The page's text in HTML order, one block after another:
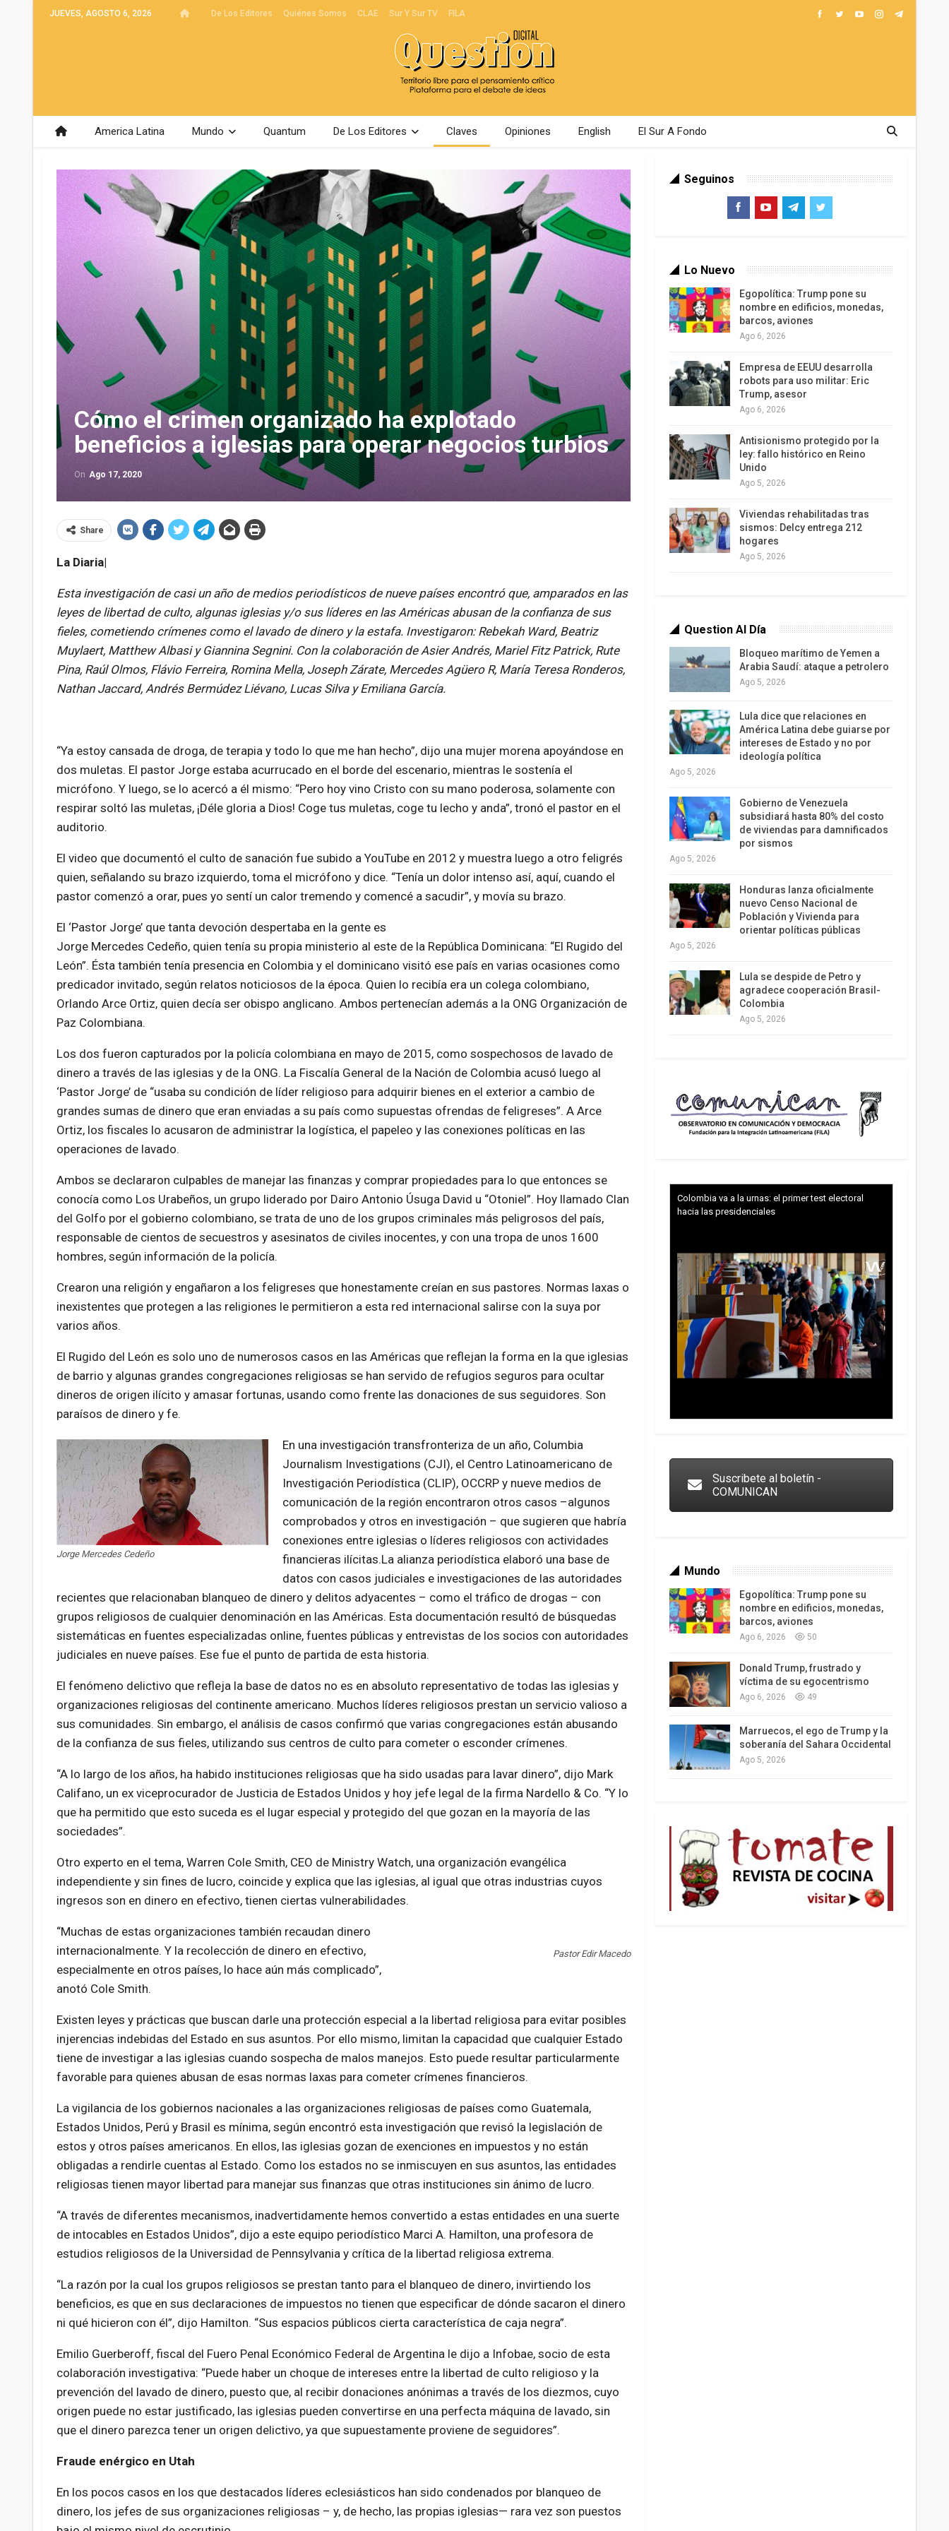
JUEVES, AGOSTO 6, 2026 De Los Editores Quiénes Somos CLAE Sur Y Sur TV FILA
America Latina Mundo Quantum De Los Editores Claves Opiniones English El Sur A Fondo
Cómo el crimen organizado ha explotado
beneficios a iglesias para operar negocios turbios
On Ago 17, 2020
Share
La Diaria|
Esta investigación de casi un año de medios periodísticos de nueve países encontró que, amparados en las
leyes de libertad de culto, algunas iglesias y/o sus líderes en las Américas abusan de la confianza de sus
fieles, cometiendo crímenes como el lavado de dinero y la estafa. Investigaron: Rebekah Ward, Beatriz
Muylaert, Matthew Albasi y Giannina Segnini. Con la colaboración de Asier Andrés, Mariel Fitz Patrick, Rute
Pina, Raúl Olmos, Flávio Ferreira, Romina Mella, Joseph Zárate, Mercedes Agüero R, María Teresa Ronderos,
Nathan Jaccard, Andrés Bermúdez Liévano, Lucas Silva y Emiliana García.
“Ya estoy cansada de droga, de terapia y todo lo que me han hecho”, dijo una mujer morena apoyándose en
dos muletas. El pastor Jorge estaba acurrucado en el borde del escenario, mientras le sostenía el
micrófono. Y luego, se lo acercó a él mismo: “Pero hoy vino Cristo con su mano poderosa, solamente con
respirar soltó las muletas, ¡Déle gloria a Dios! Coge tus muletas, coge tu lecho y anda”, tronó el pastor en el
auditorio.
El video que documentó el culto de sanación fue subido a YouTube en 2012 y muestra luego a otro feligrés
quien, señalando su brazo izquierdo, toma el micrófono y dice. “Tenía un dolor intenso así, aquí, cuando el
pastor comenzó a orar, pues yo sentí un calor tremendo y comencé a sacudir”, y movía su brazo.
El ‘Pastor Jorge’ que tanta devoción despertaba en la gente es
Jorge Mercedes Cedeño, quien tenía su propia ministerio al este de la República Dominicana: “El Rugido del
León”. Ésta también tenía presencia en Colombia y el dominicano visitó ese país en varias ocasiones como
predicador invitado, según relatos noticiosos de la época. Quien lo recibía era un colega colombiano,
Orlando Arce Ortiz, quien decía ser obispo anglicano. Ambos pertenecían además a la ONG Organización de
Paz Colombiana.
Los dos fueron capturados por la policía colombiana en mayo de 2015, como sospechosos de lavado de
dinero a través de las iglesias y de la ONG. La Fiscalía General de la Nación de Colombia acusó luego al
‘Pastor Jorge’ de “usaba su condición de líder religioso para adquirir bienes en el exterior a cambio de
grandes sumas de dinero que eran enviadas a su país como supuestas ofrendas de feligreses”. A Arce
Ortiz, los fiscales lo acusaron de administrar la logística, el papeleo y las conexiones políticas en las
operaciones de lavado.
Ambos se declararon culpables de manejar las finanzas y comprar propiedades para lo que entonces se
conocía como Los Urabeños, un grupo liderado por Dairo Antonio Úsuga David u “Otoniel”. Hoy llamado Clan
del Golfo por el gobierno colombiano, se trata de uno de los grupos criminales más peligrosos del país,
responsable de cientos de secuestros y asesinatos de civiles inocentes, y con una tropa de unos 1600
hombres, según información de la policía.
Crearon una religión y engañaron a los feligreses que honestamente creían en sus pastores. Normas laxas o
inexistentes que protegen a las religiones le permitieron a esta red internacional salirse con la suya por
varios años.
El Rugido del León es solo uno de numerosos casos en las Américas que reflejan la forma en la que iglesias
de barrio y algunas grandes congregaciones religiosas se han servido de refugios seguros para ocultar
dineros de origen ilícito y amasar fortunas, usando como frente las donaciones de sus seguidores. Son
paraísos de dinero y fe.
Jorge Mercedes Cedeño
En una investigación transfronteriza de un año, Columbia
Journalism Investigations (CJI), el Centro Latinoamericano de
Investigación Periodística (CLIP), OCCRP y nueve medios de
comunicación de la región encontraron otros casos –algunos
comprobados y otros en investigación – que sugieren que habría
conexiones entre iglesias o líderes religiosos con actividades
financieras ilícitas.La alianza periodística elaboró una base de
datos con casos judiciales e investigaciones de las autoridades
recientes que relacionaban blanqueo de dinero y delitos adyacentes – como el tráfico de drogas – con
grupos religiosos de cualquier denominación en las Américas. Esta documentación resultó de búsquedas
sistemáticas en fuentes especializadas online, fuentes públicas y entrevistas de los socios con autoridades
judiciales en nueve países. Ese fue el punto de partida de esta historia.
El fenómeno delictivo que refleja la base de datos no es en absoluto representativo de todas las iglesias y
organizaciones religiosas del continente americano. Muchos líderes religiosos prestan un servicio valioso a
sus comunidades. Sin embargo, el análisis de casos confirmó que varias congregaciones están abusando
de la confianza de sus fieles, utilizando sus centros de culto para cometer o esconder crímenes.
“A lo largo de los años, ha habido instituciones religiosas que ha sido usadas para lavar dinero”, dijo Mark
Califano, un ex viceprocurador de Justicia de Estados Unidos y hoy jefe legal de la firma Nardello & Co. “Y lo
que ha permitido que esto suceda es el lugar especial y protegido del que gozan en la mayoría de las
sociedades”.
Otro experto en el tema, Warren Cole Smith, CEO de Ministry Watch, una organización evangélica
independiente y sin fines de lucro, coincide y explica que las iglesias, al igual que otras industrias cuyos
ingresos son en dinero en efectivo, tienen ciertas vulnerabilidades.
Pastor Edir Macedo
“Muchas de estas organizaciones también recaudan dinero
internacionalmente. Y la recolección de dinero en efectivo,
especialmente en otros países, lo hace aún más complicado”,
anotó Cole Smith.
Existen leyes y prácticas que buscan darle una protección especial a la libertad religiosa para evitar posibles
injerencias indebidas del Estado en sus asuntos. Por ello mismo, limitan la capacidad que cualquier Estado
tiene de investigar a las iglesias cuando sospecha de malos manejos. Esto puede resultar particularmente
favorable para quienes abusan de esas normas laxas para cometer crímenes financieros.
La vigilancia de los gobiernos nacionales a las organizaciones religiosas de países como Guatemala,
Estados Unidos, Perú y Brasil es mínima, según encontró esta investigación que revisó la legislación de
estos y otros países americanos. En ellos, las iglesias gozan de exenciones en impuestos y no están
obligadas a rendirle cuentas al Estado. Como los estados no se inmiscuyen en sus asuntos, las entidades
religiosas tienen mayor libertad para manejar sus finanzas que otras instituciones sin ánimo de lucro.
“A través de diferentes mecanismos, inadvertidamente hemos convertido a estas entidades en una suerte
de intocables en Estados Unidos”, dijo a este equipo periodístico Marci A. Hamilton, una profesora de
estudios religiosos de la Universidad de Pennsylvania y crítica de la libertad religiosa extrema.
“La razón por la cual los grupos religiosos se prestan tanto para el blanqueo de dinero, invirtiendo los
beneficios, es que en sus declaraciones de impuestos no tienen que especificar de dónde sacaron el dinero
ni qué hicieron con él”, dijo Hamilton. “Sus espacios públicos cierta característica de caja negra”.
Emilio Guerberoff, fiscal del Fuero Penal Económico Federal de Argentina le dijo a Infobae, socio de esta
colaboración investigativa: “Puede haber un choque de intereses entre la libertad de culto religioso y la
prevención del lavado de dinero, puesto que, al recibir donaciones anónimas a través de los diezmos, cuyo
origen puede no estar justificado, las iglesias pueden convertirse en una perfecta máquina de lavado, sin
que el dinero parezca tener un origen delictivo, ya que supuestamente proviene de seguidores”.
Fraude enérgico en Utah
En los pocos casos en los que destacados líderes eclesiásticos han sido condenados por blanqueo de
dinero, los jefes de sus organizaciones religiosas – y, de hecho, las propias iglesias— rara vez son puestos
Seguinos
Lo Nuevo
Egopolítica: Trump pone su
nombre en edificios, monedas,
barcos, aviones
Ago 6, 2026
Empresa de EEUU desarrolla
robots para uso militar: Eric
Trump, asesor
Ago 6, 2026
Antisionismo protegido por la
ley: fallo histórico en Reino
Unido
Ago 5, 2026
Viviendas rehabilitadas tras
sismos: Delcy entrega 212
hogares
Ago 5, 2026
Question Al Día
Bloqueo marítimo de Yemen a
Arabia Saudí: ataque a petrolero
Ago 5, 2026
Lula dice que relaciones en
América Latina debe guiarse por
intereses de Estado y no por
ideología política
Ago 5, 2026
Gobierno de Venezuela
subsidiará hasta 80% del costo
de viviendas para damnificados
por sismos
Ago 5, 2026
Honduras lanza oficialmente
nuevo Censo Nacional de
Población y Vivienda para
orientar políticas públicas
Ago 5, 2026
Lula se despide de Petro y
agradece cooperación Brasil-
Colombia
Ago 5, 2026
Colombia va a la urnas: el primer test electoral
hacia las presidenciales
Suscribete al boletín -
COMUNICAN
Mundo
Egopolítica: Trump pone su
nombre en edificios, monedas,
barcos, aviones
Ago 6, 2026 50
Donald Trump, frustrado y
víctima de su egocentrismo
Ago 6, 2026 49
Marruecos, el ego de Trump y la
soberanía del Sahara Occidental
Ago 5, 2026